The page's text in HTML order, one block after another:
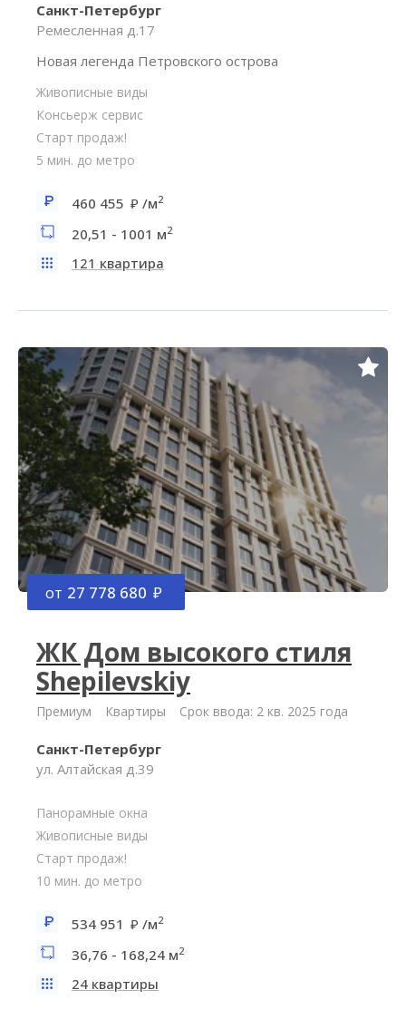
Санкт-Петербург
Ремесленная д.17
Новая легенда Петровского острова
Живописные виды
Консьерж сервис
Старт продаж!
5 мин. до метро
460 455 /м2
20,51 - 1001 м2
121 квартира
от 27 778 680
ЖК Дом высокого стиля
Shepilevskiy
Премиум Квартиры Срок ввода: 2 кв. 2025 года
Санкт-Петербург
ул. Алтайская д.39
Панорамные окна
Живописные виды
Старт продаж!
10 мин. до метро
534 951 /м2
36,76 - 168,24 м2
24 квартиры